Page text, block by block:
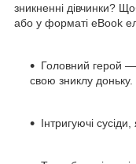
зникненні дівчинки?
або у форматі eBook
Головний герой
свою зниклу доньку.
Інтригуючі